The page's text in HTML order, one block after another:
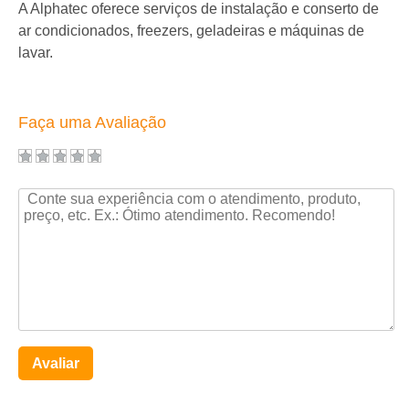
A Alphatec oferece serviços de instalação e conserto de
ar condicionados, freezers, geladeiras e máquinas de
lavar.
Faça uma Avaliação
Avaliar